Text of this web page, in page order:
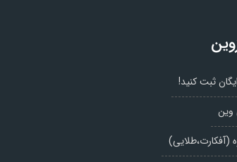
ثبت کنید!
وین
(آفکارت،طلایی)